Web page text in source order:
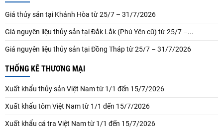
Giá thủy sản tại Khánh Hòa từ 25/7 – 31/7/2026
Giá nguyên liệu thủy sản tại Đắk Lắk (Phú Yên cũ) từ 25/7 –...
Giá nguyên liệu thủy sản tại Đồng Tháp từ 25/7 – 31/7/2026
THỐNG KÊ THƯƠNG MẠI
Xuất khẩu thủy sản Việt Nam từ 1/1 đến 15/7/2026
Xuất khẩu tôm Việt Nam từ 1/1 đến 15/7/2026
Xuất khẩu cá tra Việt Nam từ 1/1 đến 15/7/2026